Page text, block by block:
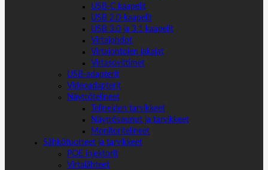
USB-C kaapelit
USB 2.0-kaapelit
USB 3.0 ja 3.1 kaapelit
Virtajohdot
Virtajohtojen jakajat
Virtasovittimet
USB-adapterit
Videoadapterit
Näyttötelineet
Telineiden tarvikkeet
Näyttövaunut ja tarvikkeet
Monitoritelineet
Sähkötuotteet ja tarvikkeet
POE injektorit
Virtalähteet